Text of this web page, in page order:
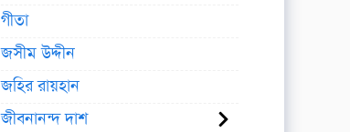
গীতা
জসীম উদ্দীন
জহির রায়হান
জীবনানন্দ দাশ